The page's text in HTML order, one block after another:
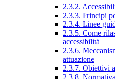
2.3.2.
2.3.3. Principi
2.3.4. Linee
2.3.5. Come
accessibilità
2.3.6.
attuazione
2.3.7. Obiettivi
2.3.8.